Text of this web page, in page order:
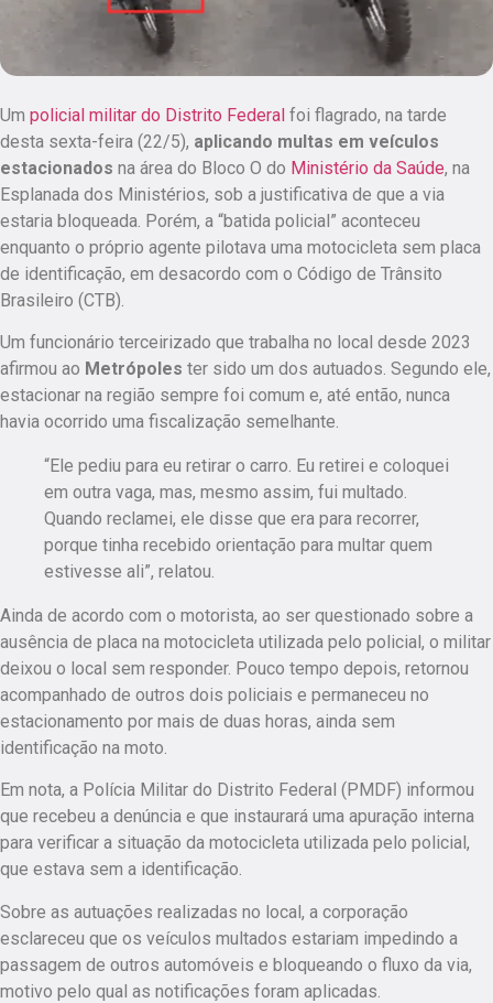
Um policial militar do Distrito Federal foi flagrado, na tarde
desta sexta-feira (22/5), aplicando multas em veículos
estacionados na área do Bloco O do Ministério da Saúde, na
Esplanada dos Ministérios, sob a justificativa de que a via
estaria bloqueada. Porém, a “batida policial” aconteceu
enquanto o próprio agente pilotava uma motocicleta sem placa
de identificação, em desacordo com o Código de Trânsito
Brasileiro (CTB).
Um funcionário terceirizado que trabalha no local desde 2023
afirmou ao Metrópoles ter sido um dos autuados. Segundo ele,
estacionar na região sempre foi comum e, até então, nunca
havia ocorrido uma fiscalização semelhante.
“Ele pediu para eu retirar o carro. Eu retirei e coloquei
em outra vaga, mas, mesmo assim, fui multado.
Quando reclamei, ele disse que era para recorrer,
porque tinha recebido orientação para multar quem
estivesse ali”, relatou.
Ainda de acordo com o motorista, ao ser questionado sobre a
ausência de placa na motocicleta utilizada pelo policial, o militar
deixou o local sem responder. Pouco tempo depois, retornou
acompanhado de outros dois policiais e permaneceu no
estacionamento por mais de duas horas, ainda sem
identificação na moto.
Em nota, a Polícia Militar do Distrito Federal (PMDF) informou
que recebeu a denúncia e que instaurará uma apuração interna
para verificar a situação da motocicleta utilizada pelo policial,
que estava sem a identificação.
Sobre as autuações realizadas no local, a corporação
esclareceu que os veículos multados estariam impedindo a
passagem de outros automóveis e bloqueando o fluxo da via,
motivo pelo qual as notificações foram aplicadas.